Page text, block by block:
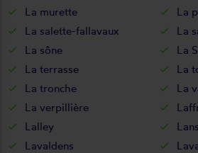
La murette
La
La salette-fallavaux
La
La sône
La
La terrasse
La
La tronche
La
La verpillière
Lalley
Lavaldens